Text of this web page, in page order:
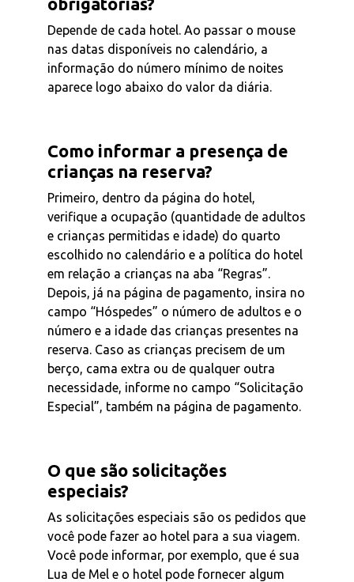
obrigatórias?
Depende de cada hotel. Ao passar o mouse
nas datas disponíveis no calendário, a
informação do número mínimo de noites
aparece logo abaixo do valor da diária.
Como informar a presença de
crianças na reserva?
Primeiro, dentro da página do hotel,
verifique a ocupação (quantidade de adultos
e crianças permitidas e idade) do quarto
escolhido no calendário e a política do hotel
em relação a crianças na aba “Regras”.
Depois, já na página de pagamento, insira no
campo “Hóspedes” o número de adultos e o
número e a idade das crianças presentes na
reserva. Caso as crianças precisem de um
berço, cama extra ou de qualquer outra
necessidade, informe no campo “Solicitação
Especial”, também na página de pagamento.
O que são solicitações
especiais?
As solicitações especiais são os pedidos que
você pode fazer ao hotel para a sua viagem.
Você pode informar, por exemplo, que é sua
Lua de Mel e o hotel pode fornecer algum